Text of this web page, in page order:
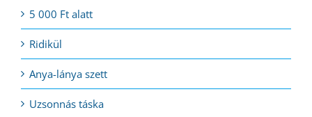
5 000 Ft alatt
Ridikül
Anya-lánya szett
Uzsonnás táska